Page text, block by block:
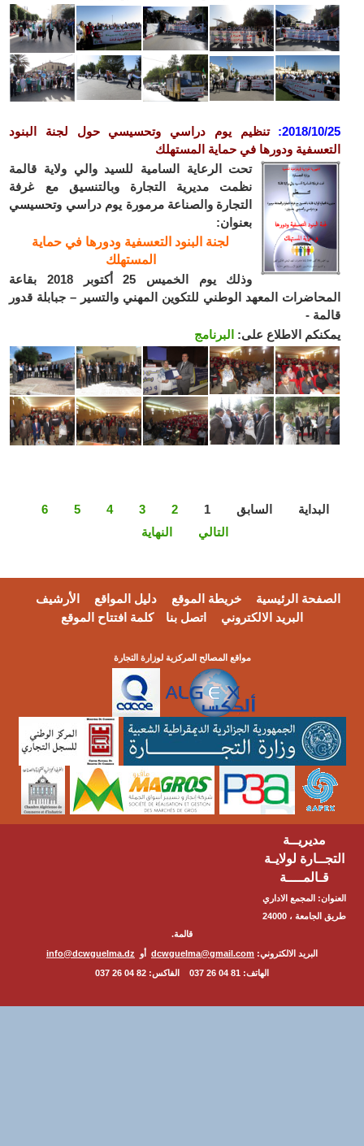
2018/
:تنظيم يوم دراسي وتحسيسي حول لجنة البنود
ودورها في حماية المستهلك
تحت الرعاية السامية للسيد والي ولاية قالمة
نظمت مديرية التجارة وبالتنسيق مع غرفة
التجارة والصناعة مرمورة يوم دراسي وتحسيسي
بعنوان:
لجنة البنود التعسفية ودورها في حماية
المستهلك
وذلك يوم الخميس 25 أكتوبر 2018 بقاعة
المعهد الوطني للتكوين المهني والتسير – جبابلة قدور
الاطلاع على:البرنامج
السابق 1
2
3
4
5
6
النهاية
الرئيسية خريطة الموقع دليل المواقع
الأرشيف
البريد الالكتروني
اتصل بنا كلمة افتتاح الموقع
مواقع المصالح المركزية لوزارة التجارة
مديريــة
لولايـة
المجمع الاداري
طريق الجامعة ، 24000
البريد الالكتروني:dcwguelma@gmail.comأوinfo@dcwguelma.dz